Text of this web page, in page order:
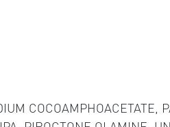
COCOAMPHOACETATE,